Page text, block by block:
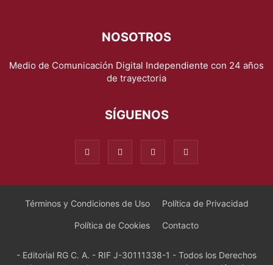
NOSOTROS
Medio de Comunicación Digital Independiente con 24 años
de trayectoria
SÍGUENOS
Términos y Condiciones de Uso Política de Privacidad
Política de Cookies Contacto
- Editorial RG C. A. - RIF J-30111338-1 - Todos los Derechos